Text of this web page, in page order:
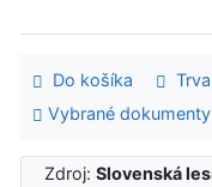
Do košíka
Vybrané dokumenty
Zdroj:Slovenská